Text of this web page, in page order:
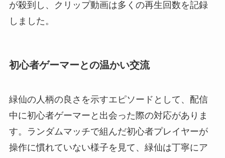
が殺到し、クリップ動画は多くの再生回数を記録
しました。
初心者ゲーマーとの温かい交流
緑仙の人柄の良さを示すエピソードとして、配信
中に初心者ゲーマーと出会った際の対応がありま
す。ランダムマッチで組んだ初心者プレイヤーが
操作に慣れていない様子を見て、緑仙は丁寧にア